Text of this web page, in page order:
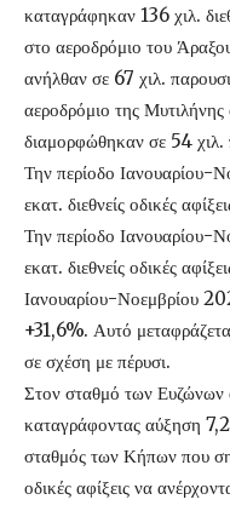
καταγράφηκαν 136 χιλ.
στο αεροδρόμιο του Άραξου
ανήλθαν σε 67 χιλ.
αεροδρόμιο της Μυτιλήνης
διαμορφώθηκαν σε 54
Την περίοδο
εκατ. διεθνείς οδικές
Την περίοδο
εκατ. διεθνείς οδικές
Ιανουαρίου-Νοεμβρίου
+31,6%. Αυτό
σε σχέση με πέρυσι.
Στον σταθμό των Ευζώνων
καταγράφοντας αύξηση
σταθμός των Κήπων που
οδικές αφίξεις να